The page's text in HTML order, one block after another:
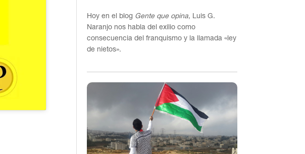
Hoy en el blog Gente que opina, Luis G.
Naranjo nos habla del exilio como
consecuencia del franquismo y la llamada «ley
de nietos».